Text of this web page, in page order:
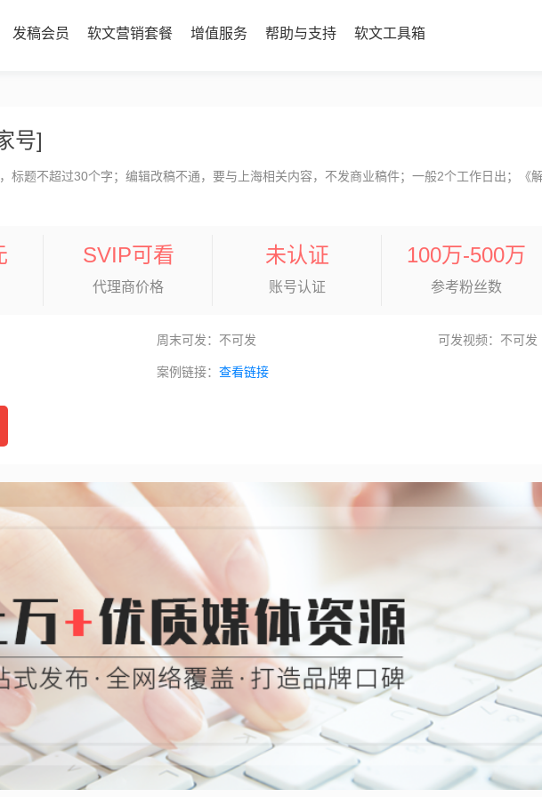
发稿会员 软文营销套餐 增值服务 帮助与支持 软文工具箱
号]
标题不超过30个字；编辑改稿不通，要与上海相关内容，不发商业稿件；一般2个工作日出；《
SVIP可看
代理商价格
未认证
账号认证
100万-500万
参考粉丝数
周末可发：不可发 可发视频：不可发
案例链接： 查看链接